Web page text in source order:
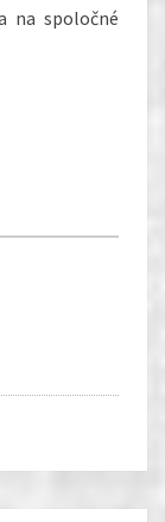
na spoločné